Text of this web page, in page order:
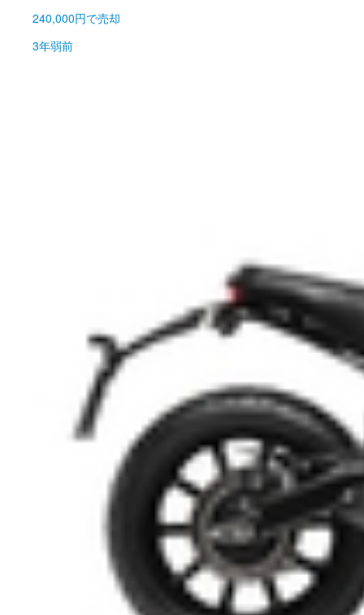
240,000円で売却
3年弱前